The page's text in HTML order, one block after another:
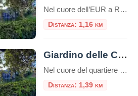
Nel cuore dell’EUR a Roma, il Giardino delle Cascate, è un’area verde di circa 42.000 mq. Inaugurata nel 1961 è un giardino con cascate, piante, fontane, vasche, salti e getti d’acqua nato dal disegno dell’architetto Raffaele De Vico. Il Giardino delle Cascate fa parte del Parco Centrale del Lago, che si sviluppa su una superficie […]
Distanza: 1,16 km
Giardino delle Cascate all’EUR
Nel cuore del quartiere EUR di Roma, nascosto tra imponenti edifici e ampie strade, si trova un piccolo gioiello di tranquillità e bellezza: il Giardino delle Cascate. Questo angolo verde, affacciato sul Laghetto dell’EUR, è un esempio perfetto di fusione tra natura e ingegneria, un’oasi di pace che offre un’esperienza sensoriale unica tra il suono […]
Distanza: 1,39 km